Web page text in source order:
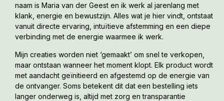
naam is Maria van der Geest en ik werk al jarenlang met
klank, energie en bewustzijn. Alles wat je hier vindt, ontstaat
vanuit directe ervaring, intuïtieve afstemming en een diepe
verbinding met de energie waarmee ik werk.
Mijn creaties worden niet ‘gemaakt’ om snel te verkopen,
maar ontstaan wanneer het moment klopt. Elk product wordt
met aandacht geïnitieerd en afgestemd op de energie van
de ontvanger. Soms betekent dit dat een bestelling iets
langer onderweg is, altijd met zorg en transparantie